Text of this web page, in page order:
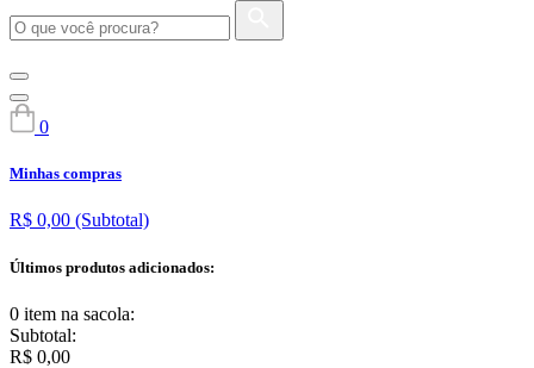
0
Minhas compras
R$ 0,00 (Subtotal)
Últimos produtos adicionados:
0 item na sacola:
Subtotal:
R$ 0,00